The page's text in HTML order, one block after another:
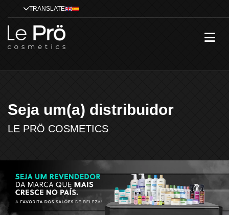
TRANSLATE
Seja um(a) distribuidor
LE PRÖ COSMETICS